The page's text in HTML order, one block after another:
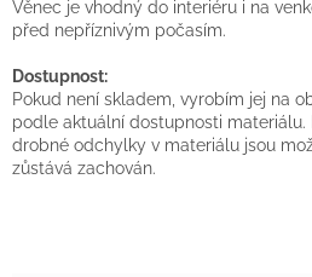
Věnec je vhodný do interiéru i na
před nepříznivým počasím.
Dostupnost:
Pokud není skladem, vyrobím jej na
podle aktuální dostupnosti materiálu.
drobné odchylky v materiálu jsou
zůstává zachován.